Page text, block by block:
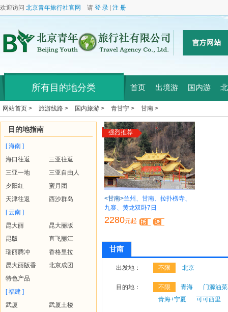
欢迎访问 北京青年旅行社官网 请 登 录 注 册
所有目的地分类 首页 出境游 国内游
网站首页 > 旅游线路 > 国内旅游 > 青甘宁 > 甘南 >
目的地指南
[ 海南 ]
海口往返
三亚往返
三亚一地
三亚自由人
夕阳红
蜜月团
天津往返
西沙群岛
[ 云南 ]
昆大丽
昆大丽版
昆版
直飞丽江
瑞丽腾冲
香格里拉
昆大丽版香
北京成团
特色产品
[ 福建 ]
武厦
武厦土楼
强烈推荐
<甘南>兰州、甘南、拉扑楞寺、
九寨、黄龙双卧7日
2280元起
甘南
出发地： 不限 北京
目的地： 不限 青海
门源油
青海+宁夏
可可西里